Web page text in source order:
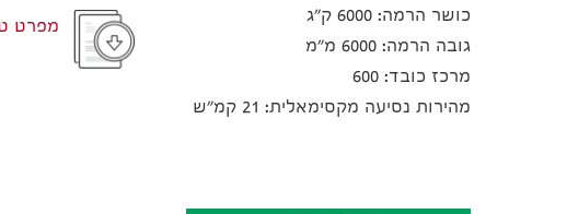
כושר הרמה: 6000 ק"ג
גובה הרמה: 6000 מ"מ
מרכז כובד: 600
מהירות נסיעה מקסימאלית: 21 קמ"ש
מפרט